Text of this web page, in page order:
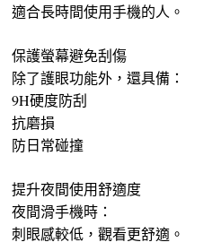
適合長時間使用手機的人。
保護螢幕避免刮傷
除了護眼功能外，還具備：
9H硬度防刮
抗磨損
防日常碰撞
提升夜間使用舒適度
夜間滑手機時：
刺眼感較低，觀看更舒適。